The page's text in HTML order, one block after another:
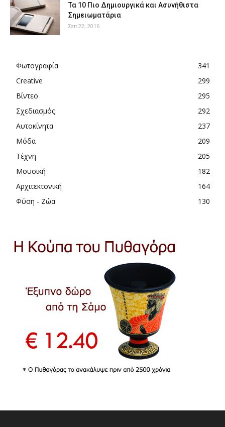
Τα 10 Πιο Δημιουργικά και Ασυνήθιστα
Σημειωματάρια
Σεπ 22, 2016
Φωτογραφία
341
Creative
299
Βίντεο
295
Σχεδιασμός
292
Αυτοκίνητα
237
Μόδα
209
Τέχνη
205
Μουσική
182
Αρχιτεκτονική
164
Φύση - Ζώα
130